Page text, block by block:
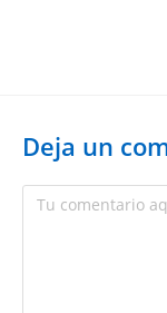
Deja un